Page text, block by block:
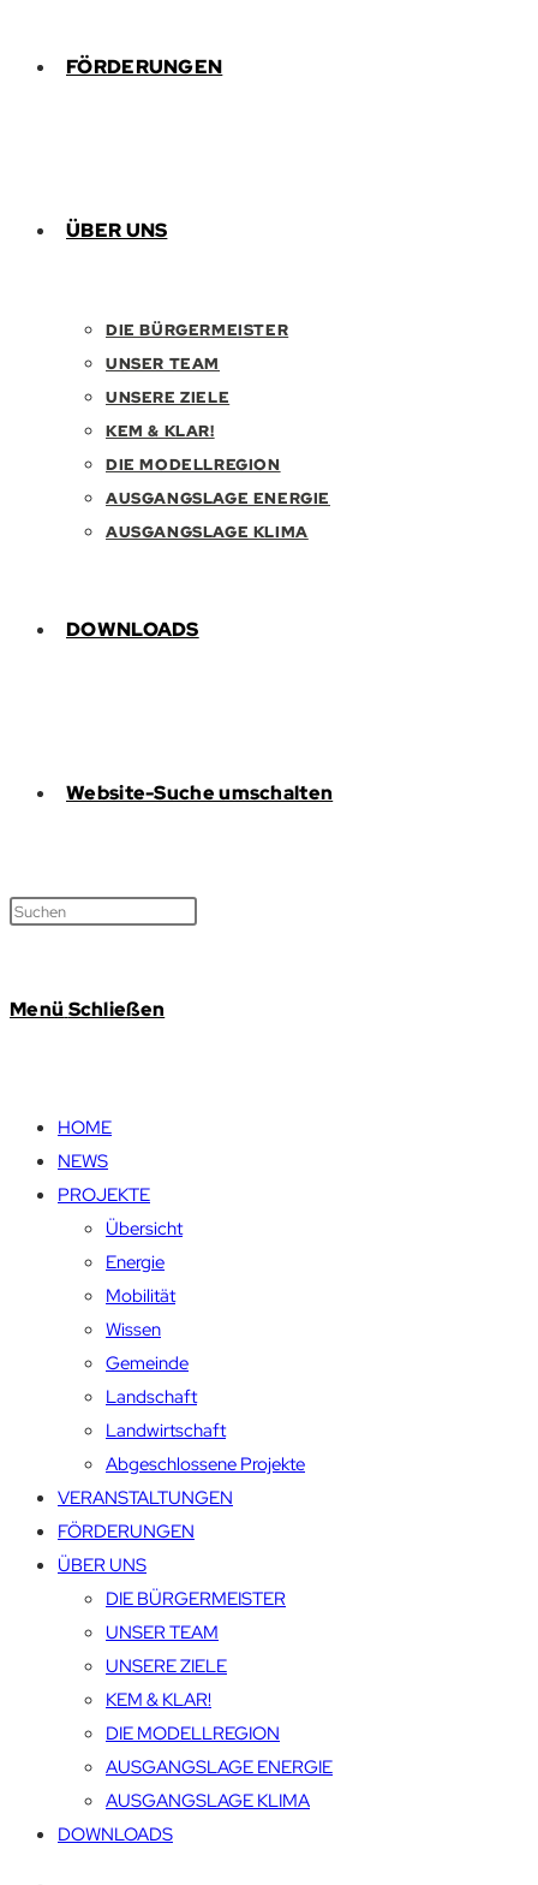
FÖRDERUNGEN
ÜBER UNS
DIE BÜRGERMEISTER
UNSER TEAM
UNSERE ZIELE
KEM & KLAR!
DIE MODELLREGION
AUSGANGSLAGE ENERGIE
AUSGANGSLAGE KLIMA
DOWNLOADS
Website-Suche umschalten
Menü Schließen
HOME
NEWS
PROJEKTE
Übersicht
Energie
Mobilität
Wissen
Gemeinde
Landschaft
Landwirtschaft
Abgeschlossene Projekte
VERANSTALTUNGEN
FÖRDERUNGEN
ÜBER UNS
DIE BÜRGERMEISTER
UNSER TEAM
UNSERE ZIELE
KEM & KLAR!
DIE MODELLREGION
AUSGANGSLAGE ENERGIE
AUSGANGSLAGE KLIMA
DOWNLOADS